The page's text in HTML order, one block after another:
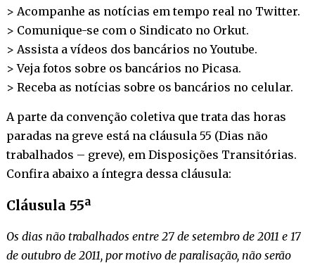
> Acompanhe as notícias em tempo real no Twitter.
> Comunique-se com o Sindicato no Orkut.
> Assista a vídeos dos bancários noYoutube.
> Veja fotos sobre os bancários no Picasa.
> Receba as notícias sobre os bancários no celular.
A parte da convenção coletiva que trata das horas
paradas na greve está na cláusula 55 (Dias não
trabalhados – greve), em Disposições Transitórias.
Confira abaixo a íntegra dessa cláusula:
Cláusula 55ª
Os dias não trabalhados entre 27 de setembro de 2011 e 17
de outubro de 2011, por motivo de paralisação, não serão